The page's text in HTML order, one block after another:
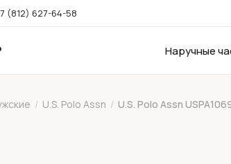
(812) 627-64-58
Наручные
/ U.S. Polo Assn / U.S. Polo Assn